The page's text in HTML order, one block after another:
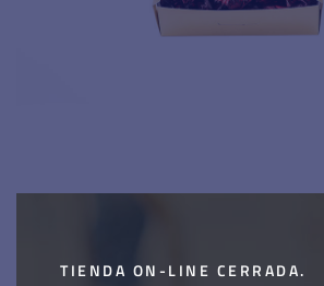
Guindas al marrasquino
TIENDA ON-LINE CERRADA.